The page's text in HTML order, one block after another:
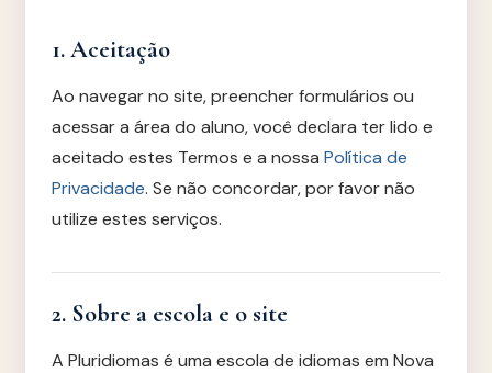
1. Aceitação
Ao navegar no site, preencher formulários ou
acessar a área do aluno, você declara ter lido e
aceitado estes Termos e a nossaPolítica de
Privacidade. Se não concordar, por favor não
utilize estes serviços.
2. Sobre a escola e o site
A Pluridiomas é uma escola de idiomas em Nova